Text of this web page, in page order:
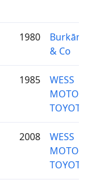
1980
& Co
1985
WESS
MOTORS
TOYOTA
2008
WESS
MOTORS
TOYOTA